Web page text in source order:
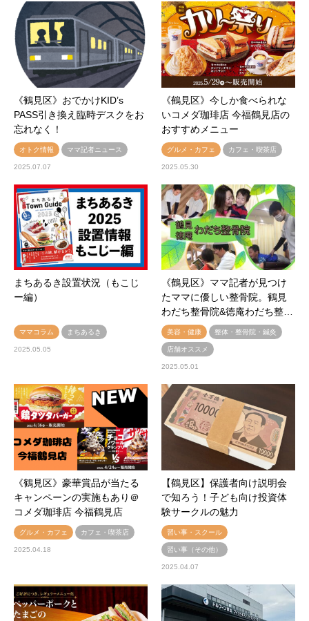
《鶴見区》おでかけKID’s
PASS引き換え臨時デスクをお
忘れなく！
オトク情報 ママ記者ニュース
2025.07.07
《鶴見区》今しか食べられな
いコメダ珈琲店 今福鶴見店の
おすすめメニュー
グルメ・カフェ カフェ・喫茶店
2025.05.30
まちあるき設置状況（もこじ
ー編）
ママコラム まちあるき
2025.05.05
《鶴見区》ママ記者が見つけ
たママに優しい整骨院。鶴見
わだち整骨院&徳庵わだち整…
美容・健康 整体・整骨院・鍼灸
店舗オススメ
2025.05.01
《鶴見区》豪華賞品が当たる
キャンペーンの実施もあり＠
コメダ珈琲店 今福鶴見店
グルメ・カフェ カフェ・喫茶店
2025.04.18
【鶴見区】保護者向け説明会
で知ろう！子ども向け投資体
験サークルの魅力
習い事・スクール
習い事（その他）
2025.04.07